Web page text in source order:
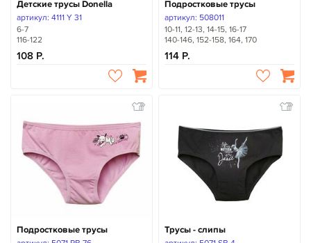
Детские трусы Donella
артикул: 4111 Y 31
6-7
116-122
108
Подростковые трусы
артикул: 508011
10-11, 12-13, 14-15, 16-17
140-146, 152-158, 164, 170
114
Подростковые трусы Трусы - слипы